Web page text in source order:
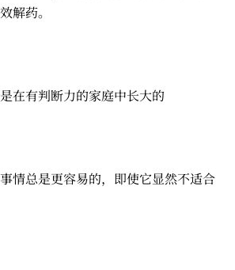
解药。
在有判断力的家庭中长大的
情总是更容易的，即使它显然不适合